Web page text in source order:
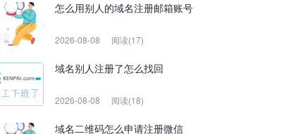
怎么用别人的域名注册邮箱账号
2026-08-08 阅读(17)
域名别人注册了怎么找回
2026-08-08 阅读(18)
域名二维码怎么申请注册微信